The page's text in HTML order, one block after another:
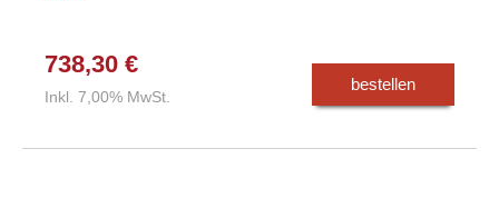
738,30 €
Inkl. 7,00% MwSt.
bestellen